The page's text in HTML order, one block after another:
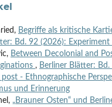
Begriffe als kritische
Bd. 92 (2026): Experiment
Between Decolonial and
, Berliner Blätter:
post - Ethnographische
und Erinnerung
„Brauner Osten“ und